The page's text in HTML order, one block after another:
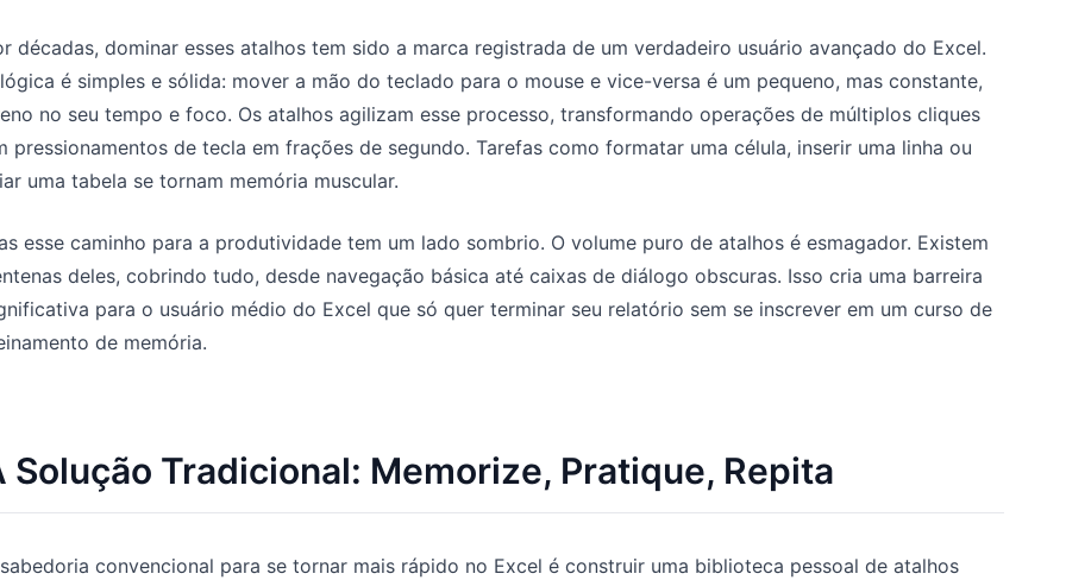
décadas, dominar esses atalhos tem sido a marca registrada de um verdadeiro usuário avançado do Excel.
é simples e sólida: mover a mão do teclado para o mouse e vice-versa é um pequeno, mas constante,
no seu tempo e foco. Os atalhos agilizam esse processo, transformando operações de múltiplos cliques
pressionamentos de tecla em frações de segundo. Tarefas como formatar uma célula, inserir uma linha ou
uma tabela se tornam memória muscular.
esse caminho para a produtividade tem um lado sombrio. O volume puro de atalhos é esmagador. Existem
deles, cobrindo tudo, desde navegação básica até caixas de diálogo obscuras. Isso cria uma barreira
para o usuário médio do Excel que só quer terminar seu relatório sem se inscrever em um curso de
de memória.
Solução Tradicional: Memorize, Pratique, Repita
convencional para se tornar mais rápido no Excel é construir uma biblioteca pessoal de atalhos